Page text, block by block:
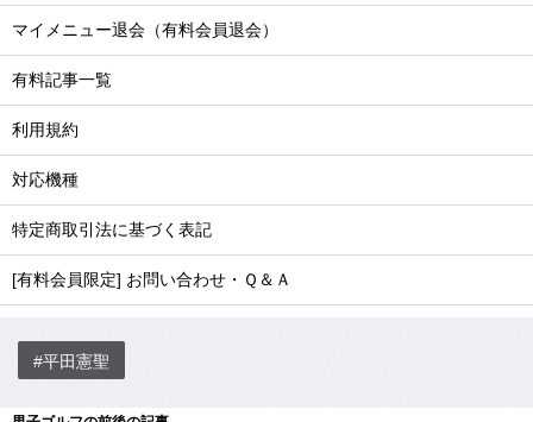
マイメニュー退会（有料会員退会）
有料記事一覧
利用規約
対応機種
特定商取引法に基づく表記
[有料会員限定] お問い合わせ・Ｑ＆Ａ
#平田憲聖